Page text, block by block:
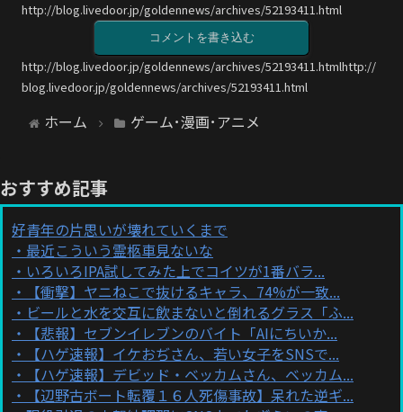
http://blog.livedoor.jp/goldennews/archives/52193411.html
コメントを書き込む
http://blog.livedoor.jp/goldennews/archives/52193411.htmlhttp://
blog.livedoor.jp/goldennews/archives/52193411.html
ホーム ゲーム･漫画･アニメ
おすすめ記事
好青年の片思いが壊れていくまで
最近こういう霊柩車見ないな
いろいろIPA試してみた上でコイツが1番バラ...
【衝撃】ヤニねこで抜けるキャラ、74%が一致...
ビールと水を交互に飲まないと倒れるグラス「ふ...
【悲報】セブンイレブンのバイト「AIにちいか...
【ハゲ速報】イケおぢさん、若い女子をSNSで...
【ハゲ速報】デビッド・ベッカムさん、ベッカム...
【辺野古ボート転覆１６人死傷事故】呆れた逆ギ...